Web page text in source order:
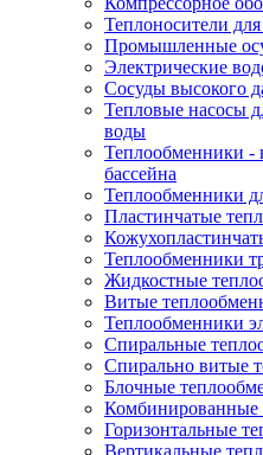
Теплоносители
Промышленные
Электрические
Сосуды высокого
Тепловые насосы
воды
Теплообменники -
бассейна
Теплообменники
Пластинчатые
Теплообменники
Жидкостные
Витые
Теплообменники
Спиральные
Спирально витые
Блочные
Комбинированные
Горизонтальные
Вертикальные